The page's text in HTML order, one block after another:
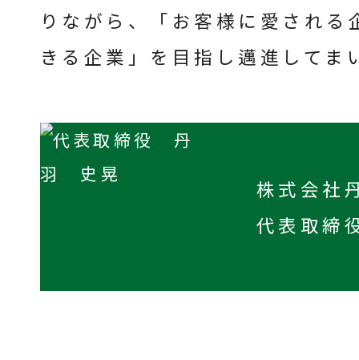
りながら、「お客様に愛され
きる企業」を目指し邁進してま
株式会社
代表取